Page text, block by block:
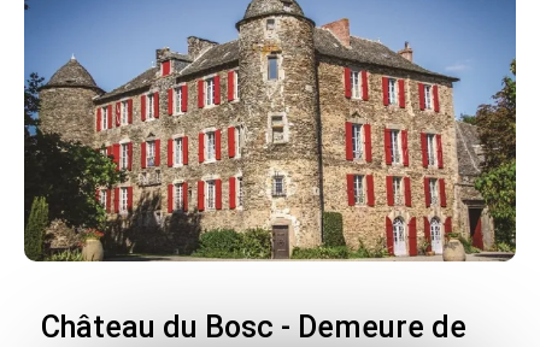
Château du Bosc - Demeure de